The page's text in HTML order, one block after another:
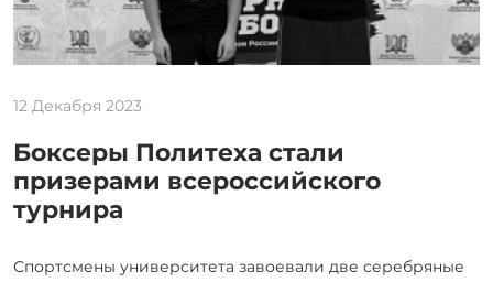
12 Декабря 2023
Боксеры Политеха стали
призерами всероссийского
турнира
Спортсмены университета завоевали две серебряные